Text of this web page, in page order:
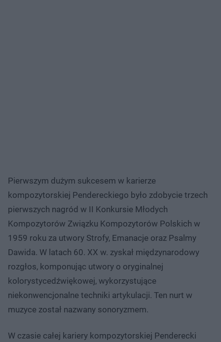
Pierwszym dużym sukcesem w karierze
kompozytorskiej Pendereckiego było zdobycie trzech
pierwszych nagród w II Konkursie Młodych
Kompozytorów Związku Kompozytorów Polskich w
1959 roku za utwory Strofy, Emanacje oraz Psalmy
Dawida. W latach 60. XX w. zyskał międzynarodowy
rozgłos, komponując utwory o oryginalnej
kolorystycedźwiękowej, wykorzystujące
niekonwencjonalne techniki artykulacji. Ten nurt w
muzyce został nazwany sonoryzmem.
W czasie całej kariery kompozytorskiej Penderecki